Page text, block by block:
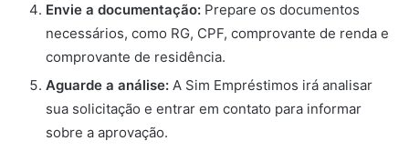
Envie a documentação: Prepare os documentos
necessários, como RG, CPF, comprovante de renda e
comprovante de residência.
Aguarde a análise: A Sim Empréstimos irá analisar
sua solicitação e entrar em contato para informar
sobre a aprovação.